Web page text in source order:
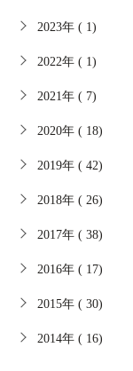
2023年 ( 1)
2022年 ( 1)
2021年 ( 7)
2020年 ( 18)
2019年 ( 42)
2018年 ( 26)
2017年 ( 38)
2016年 ( 17)
2015年 ( 30)
2014年 ( 16)